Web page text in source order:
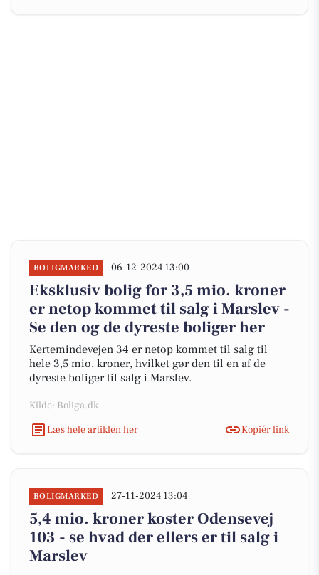
BOLIGMARKED 06-12-2024 13:00
Eksklusiv bolig for 3,5 mio. kroner
er netop kommet til salg i Marslev -
Se den og de dyreste boliger her
Kertemindevejen 34 er netop kommet til salg til
hele 3,5 mio. kroner, hvilket gør den til en af de
dyreste boliger til salg i Marslev.
Kilde: Boliga.dk
Læs hele artiklen her
Kopiér link
BOLIGMARKED 27-11-2024 13:04
5,4 mio. kroner koster Odensevej
103 - se hvad der ellers er til salg i
Marslev